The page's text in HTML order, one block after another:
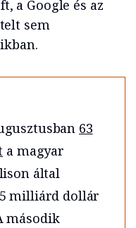
a Google és az
sem
63
a magyar
által
milliárd dollár
második